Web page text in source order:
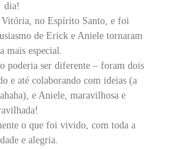
dia!
Vitória, no Espírito Santo, e foi
de Erick e Aniele tornaram
mais especial.
poderia ser diferente – foram dois
e até colaborando com ideias (a
e Aniele, maravilhosa e
o que foi vivido, com toda a
e alegria.